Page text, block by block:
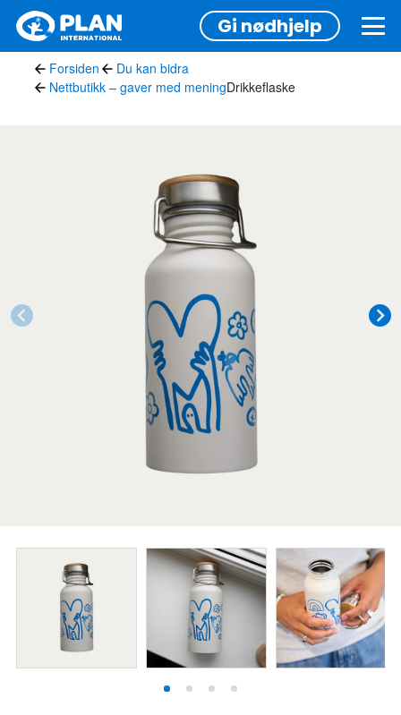
Hopp
hovedinnhold
Gi nødhjelp
Forsiden
Du kan bidra
Nettbutikk – gaver med meningDrikkeflaske